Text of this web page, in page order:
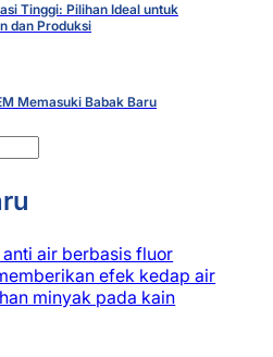
Tinggi: Pilihan Ideal untuk
dan Produksi
Memasuki Babak Baru
anti air berbasis fluor
efek kedap air
minyak pada kain